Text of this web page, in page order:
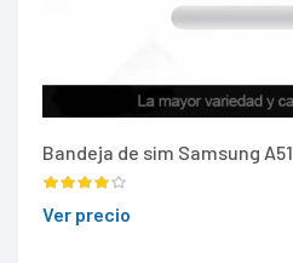
Bandeja de sim Samsung A51
Ver precio